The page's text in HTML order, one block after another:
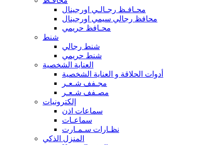
محـافـظ رجـالـي اورجينال
محافظ رجالي سيمي اورجينال
محـافظ حريمي
شنط
شنط رجالي
شنط حريمي
العناية الشخصية
أدوات الحلاقة و العناية الشخصية
مجـفف شـعـر
مصـفف شـعـر
إلكترونيات
سماعات اذن
سماعـات
نظـارات سـمـارت
المنزل الذكي